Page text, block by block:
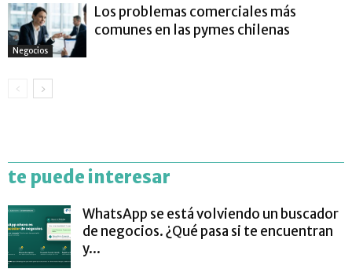
Negocios
Los problemas comerciales más
comunes en las pymes chilenas
te puede interesar
WhatsApp se está volviendo un buscador
de negocios. ¿Qué pasa si te encuentran
y...